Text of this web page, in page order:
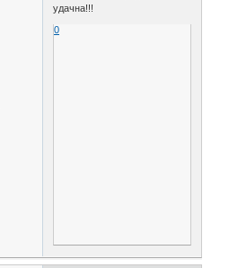
удачна!!!
0